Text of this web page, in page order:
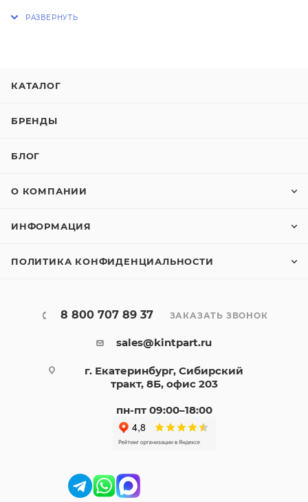
КАТАЛОГ
БРЕНДЫ
БЛОГ
О КОМПАНИИ
ИНФОРМАЦИЯ
ПОЛИТИКА КОНФИДЕНЦИАЛЬНОСТИ
8 800 707 89 37 ЗАКАЗАТЬ ЗВОНОК
sales@kintpart.ru
г. Екатеринбург, Сибирский
тракт, 8Б, офис 203
пн-пт 09:00–18:00